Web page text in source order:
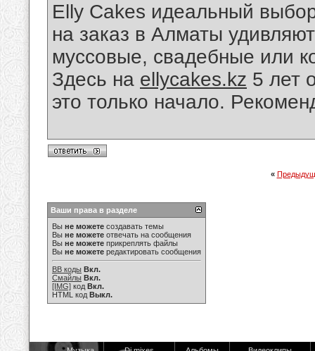
Elly Cakes идеальный
на заказ в Алматы
муссовые, свадебные или
Здесь на ellycakes.kz 5 лет
это только начало.
«
Ваши права в разделе
Вы не можете создавать темы
Вы не можете отвечать на сообщения
Вы не можете прикреплять файлы
Вы не можете редактировать сообщения
BB коды Вкл.
Смайлы Вкл.
[IMG] код Вкл.
HTML код Выкл.